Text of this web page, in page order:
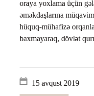
oraya yoxlama üçün
əməkdaşlarına
hüquq-mühafizə
baxmayaraq, dövlət
15 avqust 2019